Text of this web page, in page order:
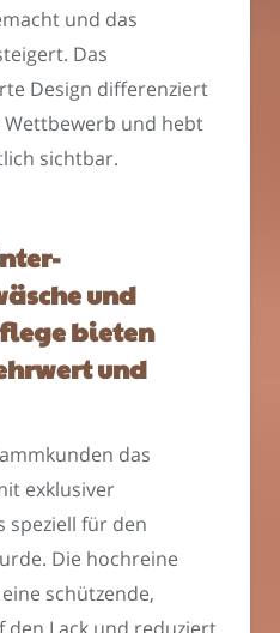
und das
Das
Design differenziert
Wettbewerb und hebt
sichtbar.
und
bieten
und
das
exklusiver
speziell für den
Die hochreine
schützende,